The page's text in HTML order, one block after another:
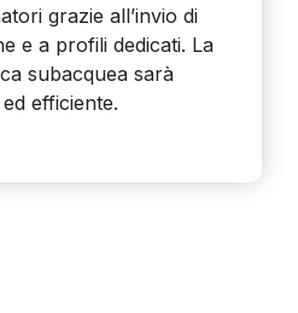
grazie all’invio di
e a profili dedicati. La
subacquea sarà
efficiente.